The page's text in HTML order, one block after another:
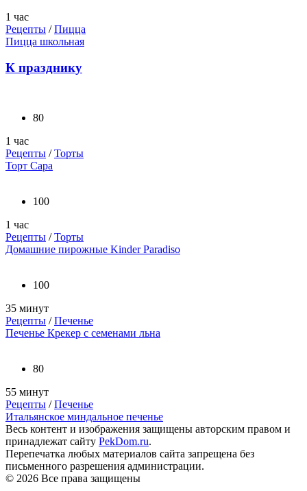
1 час
Рецепты /Пицца
Пицца школьная
К празднику
80
1 час
Рецепты /Торты
Торт Сара
100
1 час
Рецепты /Торты
Домашние пирожные Kinder Paradiso
100
35 минут
Рецепты /Печенье
Печенье Крекер с семенами льна
80
55 минут
Рецепты /Печенье
Итальянское миндальное печенье
Весь контент и изображения защищены авторским правом и
принадлежат сайту PekDom.ru.
Перепечатка любых материалов сайта запрещена без
письменного разрешения администрации.
© 2026 Все права защищены